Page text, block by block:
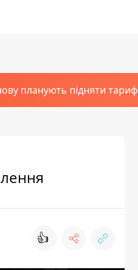
планують підняти тариф
👍